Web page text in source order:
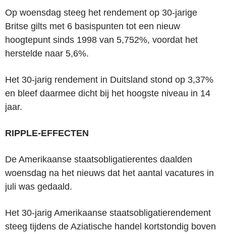
Op woensdag steeg het rendement op 30-jarige
Britse gilts met 6 basispunten tot een nieuw
hoogtepunt sinds 1998 van 5,752%, voordat het
herstelde naar 5,6%.
Het 30-jarig rendement in Duitsland stond op 3,37%
en bleef daarmee dicht bij het hoogste niveau in 14
jaar.
RIPPLE-EFFECTEN
De Amerikaanse staatsobligatierentes daalden
woensdag na het nieuws dat het aantal vacatures in
juli was gedaald.
Het 30-jarig Amerikaanse staatsobligatierendement
steeg tijdens de Aziatische handel kortstondig boven